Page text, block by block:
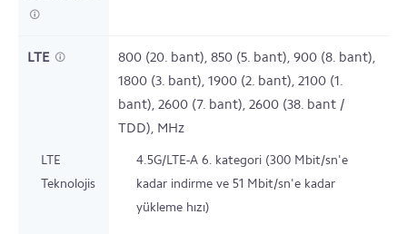
LTE
800 (20. bant), 850 (5. bant), 900 (8. bant),
1800 (3. bant), 1900 (2. bant), 2100 (1.
bant), 2600 (7. bant), 2600 (38. bant /
TDD), MHz
LTE
Teknolojisi
4.5G/LTE-A 6. kategori (300 Mbit/sn'e
kadar indirme ve 51 Mbit/sn'e kadar
yükleme hızı)